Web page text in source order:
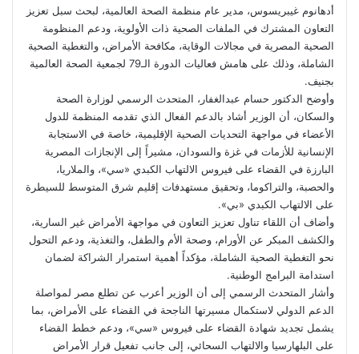
أدهانوم غيبريسوس، مدير عام منظمة الصحة العالمية، لبحث سبل تعزيز
التعاون المشترك في الملفات الصحية ذات الأولوية، ودعم المنظومة
الصحية المصرية في مجالات الوقاية، مكافحة الأمراض، والتغطية الصحية
الشاملة، وذلك على هامش فعاليات الدورة الـ79 لجمعية الصحة العالمية
بجنيف.
وأوضح الدكتور حسام عبدالغفار، المتحدث الرسمي لوزارة الصحة
والسكان، أن الوزير أشاد بالدعم الفعال الذي تقدمه المنظمة للدول
الأعضاء في مواجهة التحديات الصحية الإقليمية، خاصة في الاستجابة
الإنسانية للأزمات في غزة والسودان، مشيراً إلى الإنجازات المصرية
البارزة في القضاء على فيروس الالتهاب الكبدي «سي»، والملاريا،
والحصبة، والتراكوما، وتحقيق مستهدفات إقليم شرق المتوسط للسيطرة
على الالتهاب الكبدي «بي».
وأضاف أن اللقاء تناول تعزيز التعاون في مواجهة الأمراض غير السارية،
والكشف المبكر عن الأورام، وصحة الأم والطفل، والتغذية، ودعم التحول
نحو التغطية الصحية الشاملة، مؤكداً أهمية استمرار الشراكة لضمان
استدامة البرامج الوطنية.
وأشار المتحدث الرسمي إلى أن الوزير أعرب عن تطلع مصر لمواصلة
الدعم الدولي لاستكمال مسيرتها الناجحة في القضاء على الأمراض، بما
يشمل تجديد شهادة القضاء على فيروس «سي»، ودعم خطط القضاء
على البلهارسيا والالتهاب السحائي، إلى جانب تفعيل قرار الأمراض